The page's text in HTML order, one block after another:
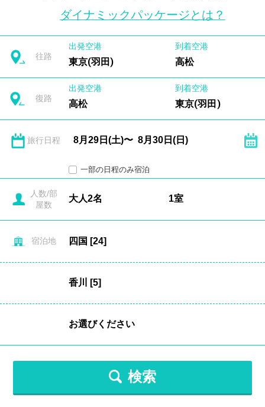
ダイナミックパッケージとは？
往路
出発空港
東京(羽田)
到着空港
高松
復路
出発空港
高松
到着空港
東京(羽田)
旅行日程
一部の日程のみ宿泊
人数/部
屋数
宿泊地
検索